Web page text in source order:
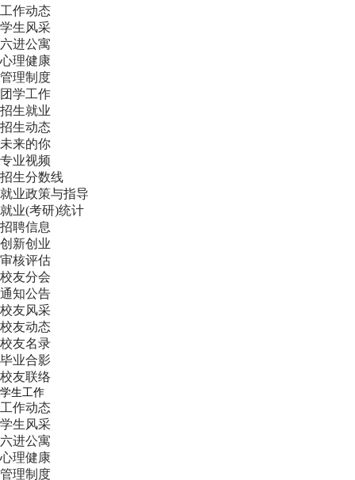
工作动态
学生风采
六进公寓
心理健康
管理制度
团学工作
招生就业
招生动态
未来的你
专业视频
招生分数线
就业政策与指导
就业(考研)统计
招聘信息
创新创业
审核评估
校友分会
通知公告
校友风采
校友动态
校友名录
毕业合影
校友联络
学生工作
工作动态
学生风采
六进公寓
心理健康
管理制度